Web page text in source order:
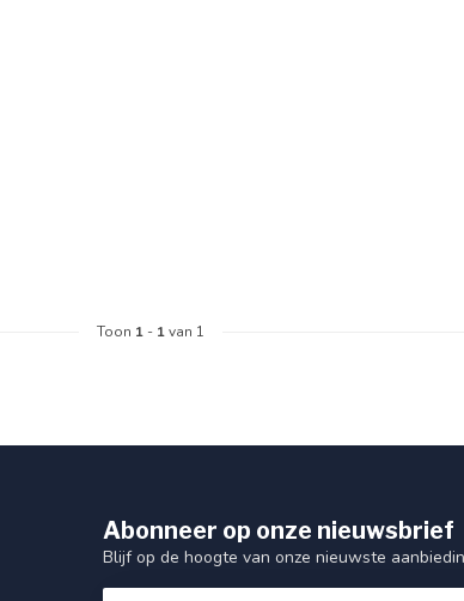
Toon 1 - 1van 1
Abonneer op onze nieuwsbrief
Blijf op de hoogte van onze nieuwste